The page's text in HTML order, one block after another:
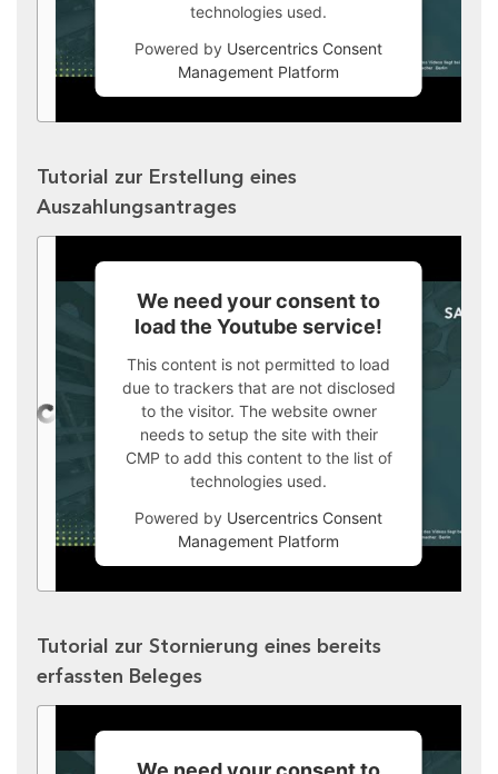
technologies used.
Powered by Usercentrics Consent
Management Platform
Tutorial zur Erstellung eines
Auszahlungsantrages
We need your consent to
load the Youtube service!
This content is not permitted to load
due to trackers that are not disclosed
to the visitor. The website owner
needs to setup the site with their
CMP to add this content to the list of
technologies used.
Powered by Usercentrics Consent
Management Platform
Tutorial zur Stornierung eines bereits
erfassten Beleges